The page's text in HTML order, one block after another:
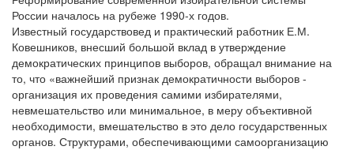
России началось на рубеже 1990-х годов.
Известный государствовед и практический работник Е.М.
Ковешников, внесший большой вклад в утверждение
демократических принципов выборов, обращал внимание на
то, что «важнейший признак демократичности выборов -
организация их проведения самими избирателями,
невмешательство или минимальное, в меру объективной
необходимости, вмешательство в это дело государственных
органов. Структурами, обеспечивающими самоорганизацию